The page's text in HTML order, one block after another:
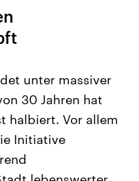
USA
Aktuelle Beiträge,
Hintergründe
Wirtschaftlich und
gehören die Vereinigten
den mächtigsten Ländern
mit großem Einfluss auf
unter massiver
30 Jahren hat
halbiert. Vor allem
Initiative